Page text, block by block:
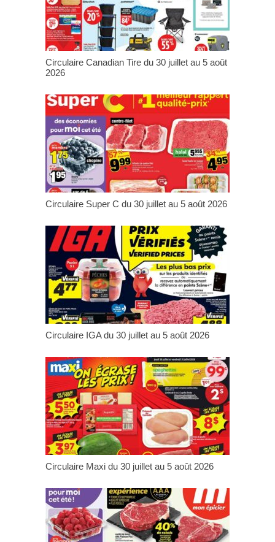
Circulaire Canadian Tire du 30 juillet au 5 août
2026
Circulaire Super C du 30 juillet au 5 août 2026
Circulaire IGA du 30 juillet au 5 août 2026
Circulaire Maxi du 30 juillet au 5 août 2026